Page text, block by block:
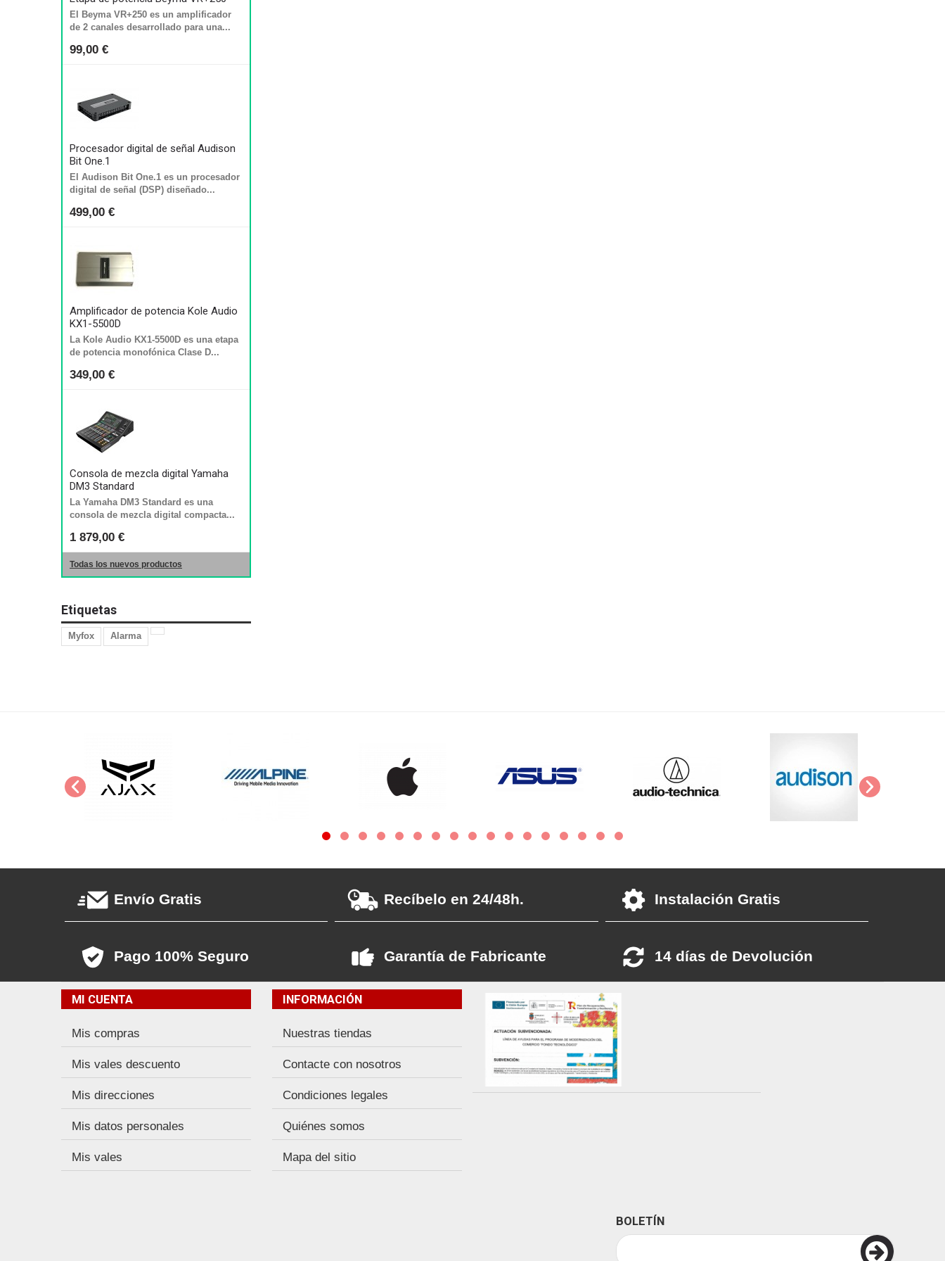
El Beyma VR+250 es un amplificador
de 2 canales desarrollado para una...
99,00 €
Procesador digital de señal Audison
Bit One.1
El Audison Bit One.1 es un procesador
digital de señal (DSP) diseñado...
499,00 €
Amplificador de potencia Kole Audio
KX1-5500D
La Kole Audio KX1-5500D es una etapa
de potencia monofónica Clase D...
349,00 €
Consola de mezcla digital Yamaha
DM3 Standard
La Yamaha DM3 Standard es una
consola de mezcla digital compacta...
1 879,00 €
Todas los nuevos productos
Etiquetas
Myfox Alarma
Envío Gratis Recíbelo en 24/48h. Instalación Gratis
Pago 100% Seguro Garantía de Fabricante 14 días de Devolución
MI CUENTA
Mis compras
Mis vales descuento
Mis direcciones
Mis datos personales
Mis vales
INFORMACIÓN
Nuestras tiendas
Contacte con nosotros
Condiciones legales
Quiénes somos
Mapa del sitio
BOLETÍN